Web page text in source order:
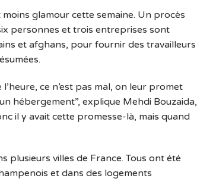
glamour cette semaine. Un procès
personnes et trois entreprises sont
et afghans, pour fournir des travailleurs
ce n’est pas mal, on leur promet
hébergement”, explique Mehdi Bouzaida,
il y avait cette promesse-là, mais quand
plusieurs villes de France. Tous ont été
et dans des logements